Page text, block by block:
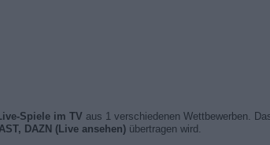
Spiele im TV aus 1 verschiedenen Wettbewerben.
DAZN (Live ansehen)übertragen wird.